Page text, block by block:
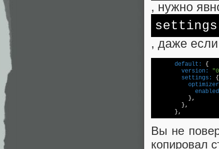
, нужно
settings
, даже
      default:
        version:
        settings:
          },
        },
      },
Вы не
копировал